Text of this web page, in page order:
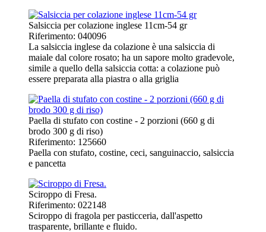
Salsiccia per colazione inglese 11cm-54 gr
Riferimento: 040096
La salsiccia inglese da colazione è una salsiccia di
maiale dal colore rosato; ha un sapore molto gradevole,
simile a quello della salsiccia cotta: a colazione può
essere preparata alla piastra o alla griglia
Paella di stufato con costine - 2 porzioni (660 g di
brodo 300 g di riso)
Riferimento: 125660
Paella con stufato, costine, ceci, sanguinaccio, salsiccia
e pancetta
Sciroppo di Fresa.
Riferimento: 022148
Sciroppo di fragola per pasticceria, dall'aspetto
trasparente, brillante e fluido.